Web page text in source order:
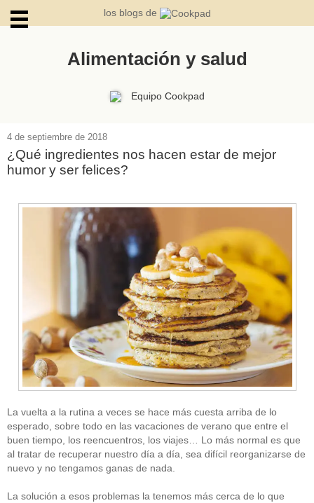
los blogs de
Alimentación y salud
Equipo Cookpad
4 de septiembre de 2018
¿Qué ingredientes nos hacen estar de mejor
humor y ser felices?
La vuelta a la rutina a veces se hace más cuesta arriba de lo
esperado, sobre todo en las vacaciones de verano que entre el
buen tiempo, los reencuentros, los viajes… Lo más normal es que
al tratar de recuperar nuestro día a día, sea difícil reorganizarse de
nuevo y no tengamos ganas de nada.
La solución a esos problemas la tenemos más cerca de lo que